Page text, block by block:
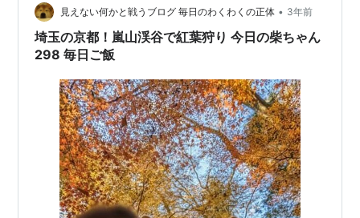
くれたんです…！感激！ その後も、赤ちゃん寒いから先
に乗ってください。とバスの順番を譲…
見えない何かと戦うブログ 毎日のわくわくの正体 • 3年前
埼玉の京都！嵐山渓谷で紅葉狩り 今日の柴ちゃん
298 毎日ご飯